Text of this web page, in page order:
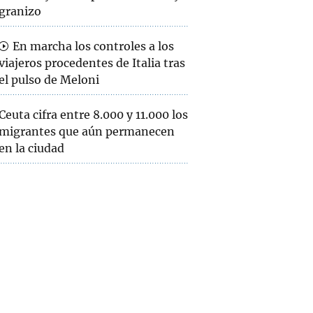
En marcha los controles a los
procedentes de Italia tras
pulso de Meloni
cifra entre 8.000 y 11.000 los
que aún permanecen
la ciudad